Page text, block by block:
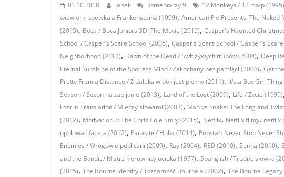
01.10.2018 Janek komentarzy 9 12 Monkeys / 12 małp (1995)
wiewiórki spotykają Frankensteina (1999), American Pie Presents: The Naked
(2015), Boca / Boca Juniors 3D: The Movie (2015), Casper's Haunted
School / Casper's Scare School (2006), Casper's Scare School / Casper's
Neighborhood (2012), Dawn of the Dead / Świt żywych trupów (2004), Deep
Eternal Sunshine of the Spotless Mind / Zakochany bez pamięci (2004), Get
Pretty From a Distance / Z daleka widok jest piekny (2011), It's a Boy Girl
Season / Sezon na zabijanie (2013), Land of the Lost (2009), Life / Życie (1999),
Lost In Translation / Między słowami (2003), Man vs Snake: The Long and
(2012), Motivation 2: The Chris Cole Story (2015), Netflix, Netflix filmy, netflix
upolować faceta (2012), Parasite / Huba (2014), Popstar: Never Stop Never
Enemies / Wrogowie publiczni (2009), Ray (2004), RED (2010), Senna (2010),
and the Bandit / Mistrz kierownicy ucieka (1977), Spanglish / Trudne słówka
(2015), The Bourne Identity / Tożsamość Bourne'a (2002), The Bourne